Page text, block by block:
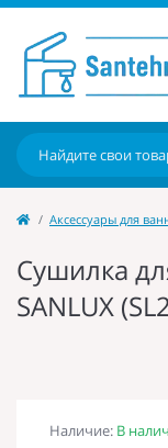
Аксессуары для
Сушилка
SANLUX
Наличие: В